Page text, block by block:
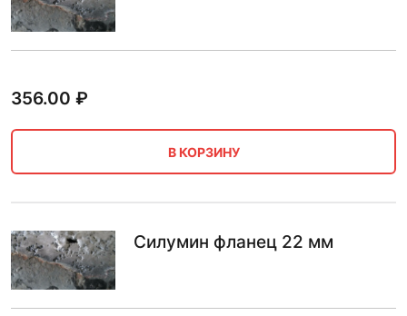
356.00 ₽
В КОРЗИНУ
Силумин фланец 22 мм